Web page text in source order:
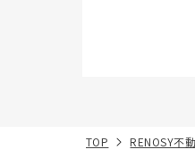
TOP RENOSY不